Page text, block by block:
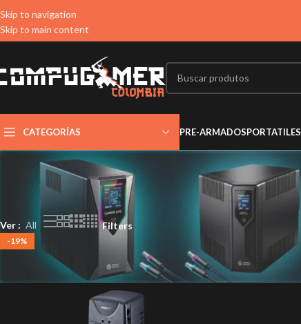
Skip to navigation
Skip to main content
CATEGORÍAS PRE-ARMADOSPORTATILES
Ver All Filters
-19%